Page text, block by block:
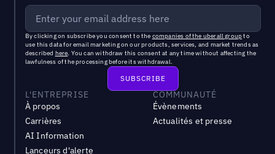
By clicking on subscribe you consent to the companies of the uberall groupto
use this data for email marketing on our products, services, and market trends as
described here. You can withdraw this consent at any time without affecting the
lawfulness of the processing before its withdrawal.
L'ENTREPRISE
À propos
Carrières
AI Information
Lanceurs d'alerte
COMMUNAUTÉ
Évènements
Actualités et presse